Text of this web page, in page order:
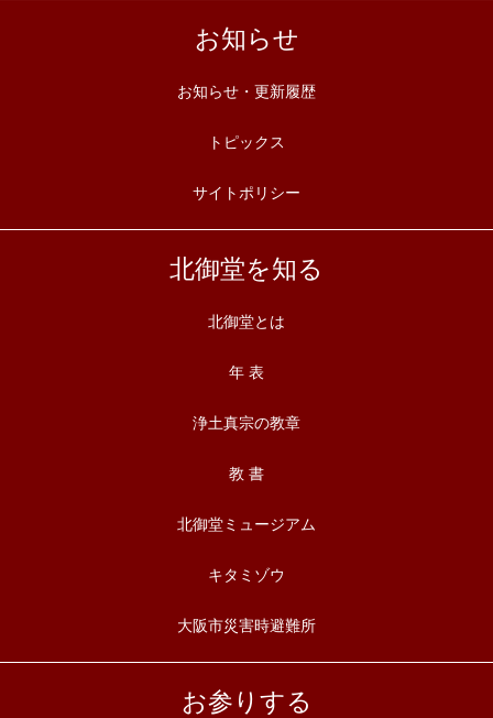
お知らせ
お知らせ・更新履歴
トピックス
サイトポリシー
北御堂を知る
北御堂とは
年 表
浄土真宗の教章
教 書
北御堂ミュージアム
キタミゾウ
大阪市災害時避難所
お参りする